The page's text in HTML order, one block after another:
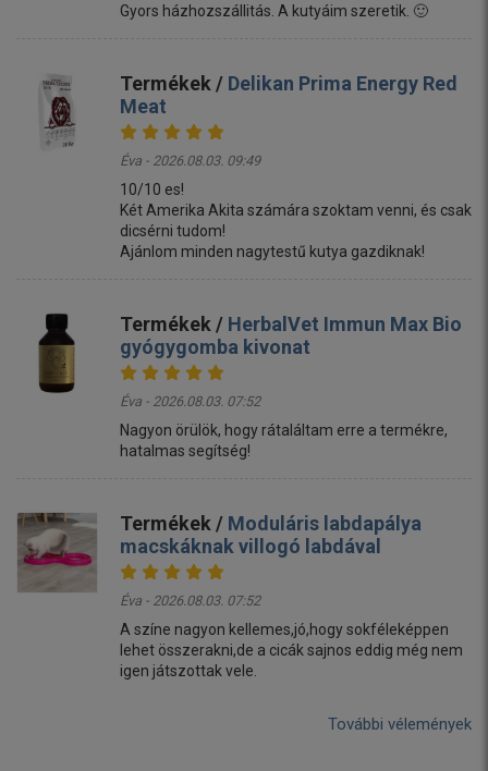
Gyors házhozszállitás. A kutyáim szeretik. 🙂
Termékek / Delikan Prima Energy Red
Meat
Éva - 2026.08.03. 09:49
10/10 es!
Két Amerika Akita számára szoktam venni, és csak
dicsérni tudom!
Ajánlom minden nagytestű kutya gazdiknak!
Termékek / HerbalVet Immun Max Bio
gyógygomba kivonat
Éva - 2026.08.03. 07:52
Nagyon örülök, hogy rátaláltam erre a termékre,
hatalmas segítség!
Termékek / Moduláris labdapálya
macskáknak villogó labdával
Éva - 2026.08.03. 07:52
A színe nagyon kellemes,jó,hogy sokféleképpen
lehet összerakni,de a cicák sajnos eddig még nem
igen játszottak vele.
További vélemények